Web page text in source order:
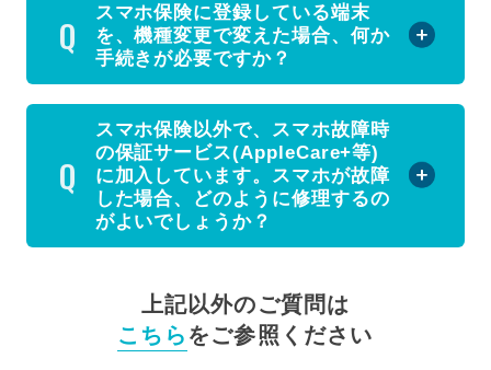
スマホ保険に登録している端末
を、機種変更で変えた場合、何か
手続きが必要ですか？
スマホ保険以外で、スマホ故障時
の保証サービス(AppleCare+等)
に加入しています。スマホが故障
した場合、どのように修理するの
がよいでしょうか？
上記以外のご質問は
こちら をご参照ください